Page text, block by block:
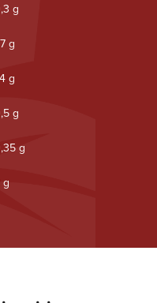
g
g
g
g
g
g